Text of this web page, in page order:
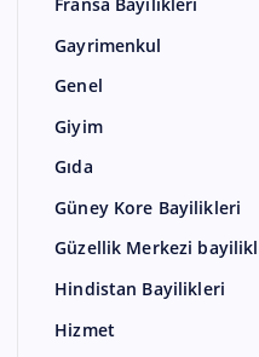
Gayrimenkul
Genel
Giyim
Gıda
Güney Kore Bayilikleri
Güzellik Merkezi
Hindistan Bayilikleri
Hizmet